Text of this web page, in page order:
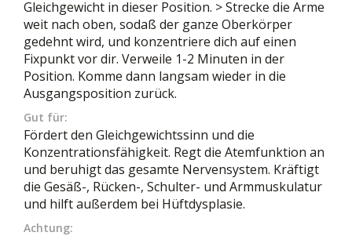
Gleichgewicht in dieser Position. > Strecke die Arme
weit nach oben, sodaß der ganze Oberkörper
gedehnt wird, und konzentriere dich auf einen
Fixpunkt vor dir. Verweile 1-2 Minuten in der
Position. Komme dann langsam wieder in die
Ausgangsposition zurück.
Gut für:
Fördert den Gleichgewichtssinn und die
Konzentrationsfähigkeit. Regt die Atemfunktion an
und beruhigt das gesamte Nervensystem. Kräftigt
die Gesäß-, Rücken-, Schulter- und Armmuskulatur
und hilft außerdem bei Hüftdysplasie.
Achtung: